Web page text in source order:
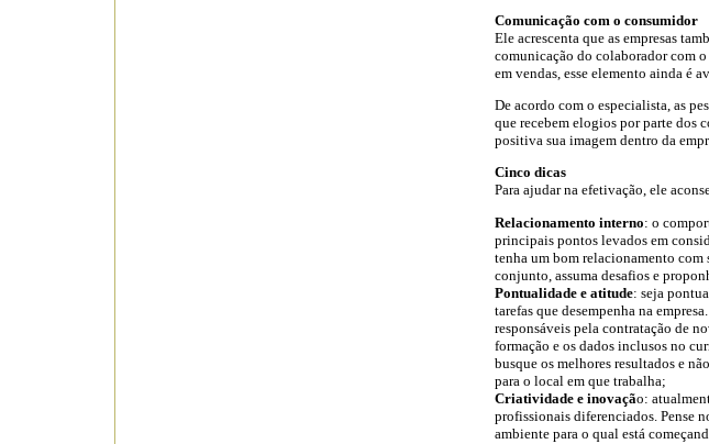
Comunicação com o consumidor
Ele acrescenta que as empresas
comunicação do colaborador com
em vendas, esse elemento ainda é
De acordo com o especialista, as
que recebem elogios por parte dos
positiva sua imagem dentro da
Cinco dicas
Para ajudar na efetivação, ele
Relacionamento interno: o
principais pontos levados em
tenha um bom relacionamento com
conjunto, assuma desafios e
Pontualidade e atitude: seja
tarefas que desempenha na
responsáveis pela contratação de
formação e os dados inclusos no
busque os melhores resultados e
para o local em que trabalha;
Criatividade e inovação:
profissionais diferenciados. Pense
ambiente para o qual está